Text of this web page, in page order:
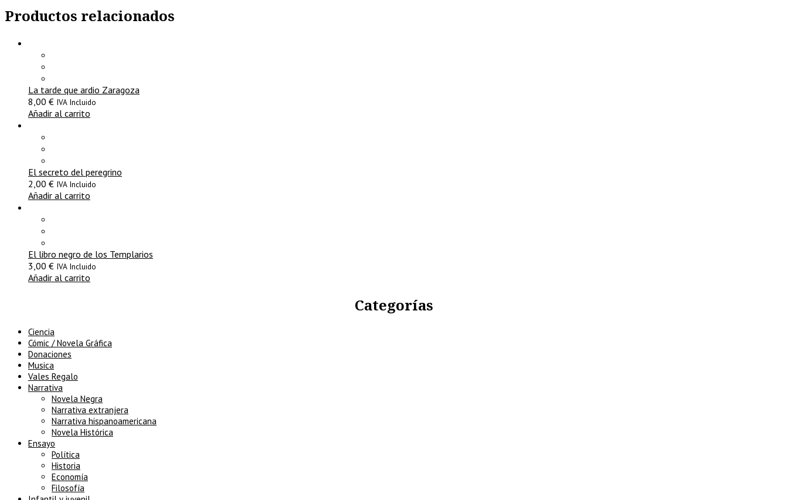
Productos relacionados
La tarde que ardio Zaragoza
8,00 € IVA Incluido
Añadir al carrito
El secreto del peregrino
2,00 € IVA Incluido
Añadir al carrito
El libro negro de los Templarios
3,00 € IVA Incluido
Añadir al carrito
Categorías
Ciencia
Cómic / Novela Gráfica
Donaciones
Musica
Vales Regalo
Narrativa
Novela Negra
Narrativa extranjera
Narrativa hispanoamericana
Novela Histórica
Ensayo
Política
Historia
Economía
Filosofía